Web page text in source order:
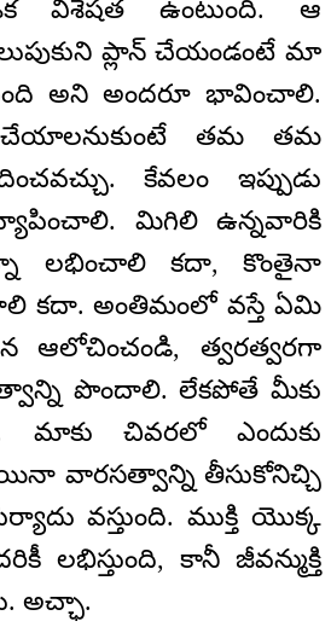
విశేషత ఉంటుంది. ఆ
ప్లాన్ చేయండంటే మా
అని అందరూ భావించాలి.
తమ తమ
కేవలం ఇప్పుడు
మిగిలి ఉన్నవారికి
లభించాలి కదా, కొంతైనా
కదా. అంతిమంలో వస్తే ఏమి
ఆలోచించండి, త్వరత్వరగా
పొందాలి. లేకపోతే మీకు
మాకు చివరలో ఎందుకు
వారసత్వాన్ని తీసుకోనిచ్చి
వస్తుంది. ముక్తి యొక్క
లభిస్తుంది, కానీ జీవన్ముక్తి
అచ్ఛా.